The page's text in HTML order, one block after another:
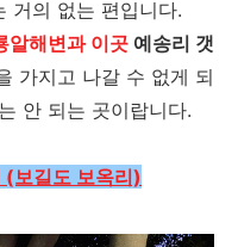
거의 없는 편입니다.
알해변과 이곳 예송리 갯
가지고 나갈 수 없게 되
안 되는 곳이랍니다.
(보길도 보옥리)